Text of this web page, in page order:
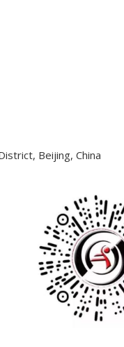
Beijing, China